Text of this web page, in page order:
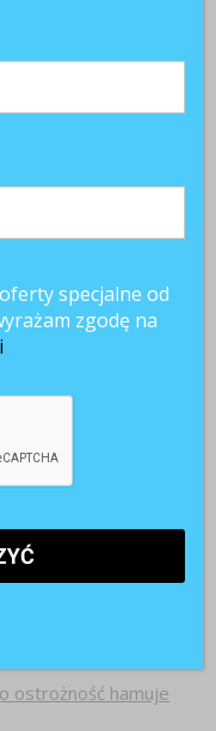
ostrożność hamuje
specjalne od
zgodę na